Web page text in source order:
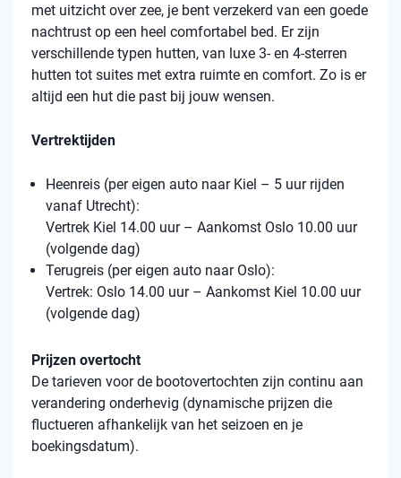
met uitzicht over zee, je bent verzekerd van een goede
nachtrust op een heel comfortabel bed. Er zijn
verschillende typen hutten, van luxe 3- en 4-sterren
hutten tot suites met extra ruimte en comfort. Zo is er
altijd een hut die past bij jouw wensen.
Vertrektijden
Heenreis (per eigen auto naar Kiel – 5 uur rijden
vanaf Utrecht):
Vertrek Kiel 14.00 uur – Aankomst Oslo 10.00 uur
(volgende dag)
Terugreis (per eigen auto naar Oslo):
Vertrek: Oslo 14.00 uur – Aankomst Kiel 10.00 uur
(volgende dag)
Prijzen overtocht
De tarieven voor de bootovertochten zijn continu aan
verandering onderhevig (dynamische prijzen die
fluctueren afhankelijk van het seizoen en je
boekingsdatum).